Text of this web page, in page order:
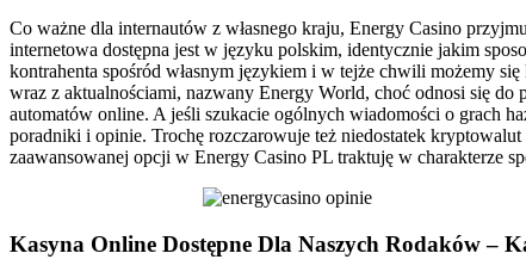
Co ważne dla internautów z własnego kraju, Energy Casino
internetowa dostępna jest w języku polskim, identycznie jakim
kontrahenta spośród własnym językiem i w tejże chwili możemy
wraz z aktualnościami, nazwany Energy World, choć odnosi się do
automatów online. A jeśli szukacie ogólnych wiadomości o grach
poradniki i opinie. Trochę rozczarowuje też niedostatek
zaawansowanej opcji w Energy Casino PL traktuję w charakterze
Kasyna Online Dostępne Dla Naszych Rodaków –